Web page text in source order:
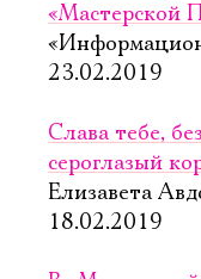
«Мастерской
23.02.2019
Слава тебе,
сероглазый
Елизавета
18.02.2019